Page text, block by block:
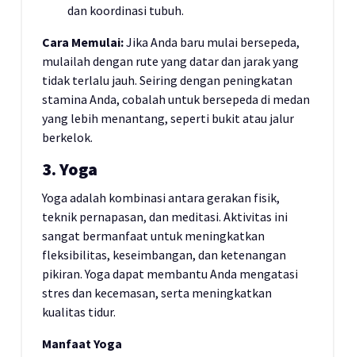
dan koordinasi tubuh.
Cara Memulai:Jika Anda baru mulai bersepeda,
mulailah dengan rute yang datar dan jarak yang
tidak terlalu jauh. Seiring dengan peningkatan
stamina Anda, cobalah untuk bersepeda di medan
yang lebih menantang, seperti bukit atau jalur
berkelok.
3. Yoga
Yoga adalah kombinasi antara gerakan fisik,
teknik pernapasan, dan meditasi. Aktivitas ini
sangat bermanfaat untuk meningkatkan
fleksibilitas, keseimbangan, dan ketenangan
pikiran. Yoga dapat membantu Anda mengatasi
stres dan kecemasan, serta meningkatkan
kualitas tidur.
Manfaat Yoga